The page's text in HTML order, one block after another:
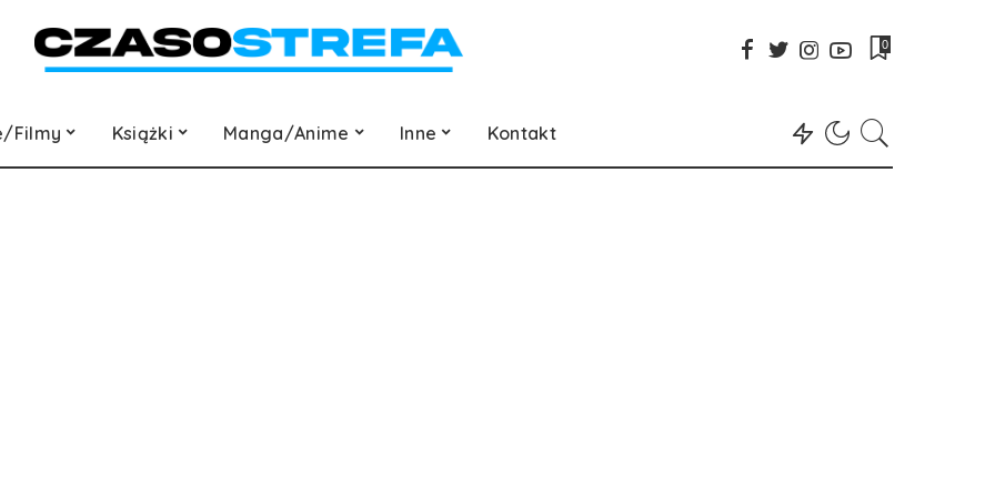
0
Filmy Książki Manga/Anime Inne Kontakt